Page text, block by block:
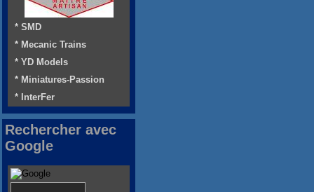
* SMD
* Mecanic Trains
* YD Models
* Miniatures-Passion
* InterFer
Rechercher avec
Google